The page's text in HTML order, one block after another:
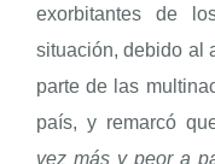
exorbitantes de
situación, debido al
parte de las
país, y remarcó
vez más y peor a